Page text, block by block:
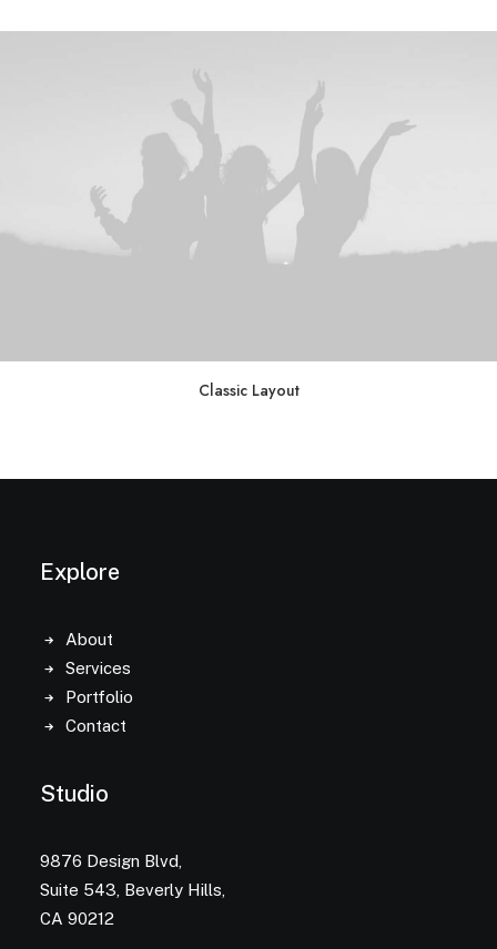
Classic Layout
Explore
About
Services
Portfolio
Contact
Studio
9876 Design Blvd,
Suite 543, Beverly Hills,
CA 90212